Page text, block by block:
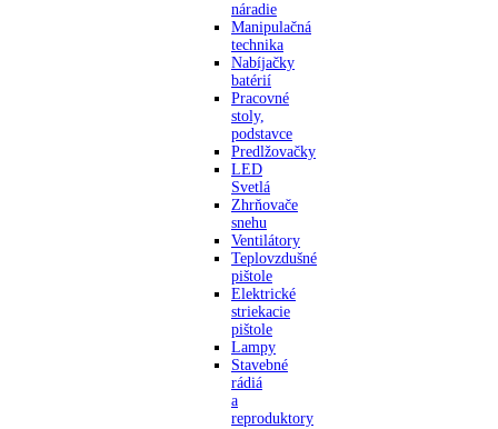
náradie
Manipulačná
technika
Nabíjačky
batérií
Pracovné
stoly,
podstavce
Predlžovačky
LED
Svetlá
Zhrňovače
snehu
Ventilátory
Teplovzdušné
pištole
Elektrické
striekacie
pištole
Lampy
Stavebné
rádiá
a
reproduktory